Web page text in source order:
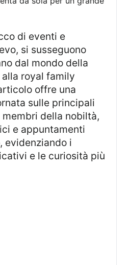
si susseguono
dal mondo della
royal family
offre una
sulle principali
della nobiltà,
e appuntamenti
evidenziando i
e le curiosità più